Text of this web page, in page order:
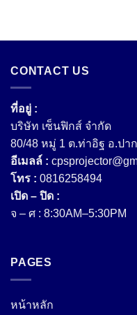
CONTACT US
ที่อยู่ :
บริษัท เซ็นฟิกส์ จํากัด
80/48 หมู่ 1 ต.ท่าอิฐ อ.ปา
อีเมลล์ :
โทร : 0816258494
เปิด – ปิด :
จ – ศ : 8:30AM–5:30PM
PAGES
หน้าหลัก